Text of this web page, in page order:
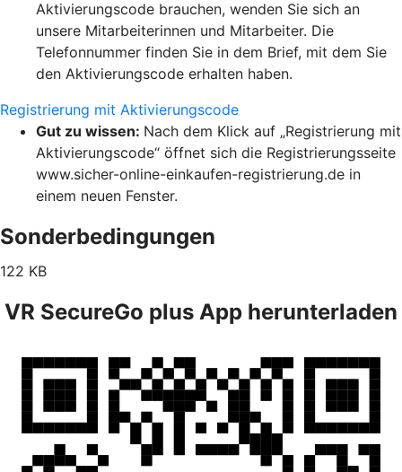
Aktivierungscode brauchen, wenden Sie sich an
unsere Mitarbeiterinnen und Mitarbeiter. Die
Telefonnummer finden Sie in dem Brief, mit dem Sie
den Aktivierungscode erhalten haben.
Registrierung mit Aktivierungscode
Gut zu wissen: Nach dem Klick auf „Registrierung mit
Aktivierungscode“ öffnet sich die Registrierungsseite
www.sicher-online-einkaufen-registrierung.de in
einem neuen Fenster.
Sonderbedingungen
122 KB
VR SecureGo plus App herunterladen